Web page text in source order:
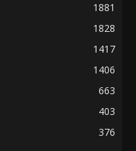
1881
1828
1417
1406
663
403
376